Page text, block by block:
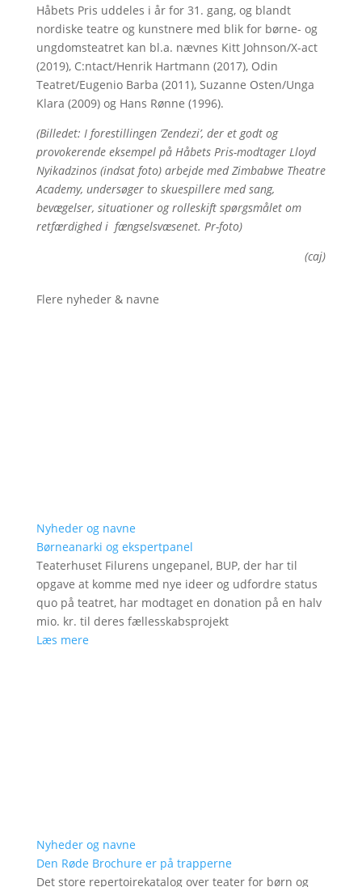
Håbets Pris uddeles i år for 31. gang, og blandt
nordiske teatre og kunstnere med blik for børne- og
ungdomsteatret kan bl.a. nævnes Kitt Johnson/X-act
(2019), C:ntact/Henrik Hartmann (2017), Odin
Teatret/Eugenio Barba (2011), Suzanne Osten/Unga
Klara (2009) og Hans Rønne (1996).
(Billedet: I forestillingen ’Zendezi’, der et godt og
provokerende eksempel på Håbets Pris-modtager Lloyd
Nyikadzinos (indsat foto) arbejde med Zimbabwe Theatre
Academy, undersøger to skuespillere med sang,
bevægelser, situationer og rolleskift spørgsmålet om
retfærdighed i fængselsvæsenet. Pr-foto)
(caj)
Flere nyheder & navne
Nyheder og navne
Børneanarki og ekspertpanel
Teaterhuset Filurens ungepanel, BUP, der har til
opgave at komme med nye ideer og udfordre status
quo på teatret, har modtaget en donation på en halv
mio. kr. til deres fællesskabsprojekt
Læs mere
Nyheder og navne
Den Røde Brochure er på trapperne
Det store repertoirekatalog over teater for børn og